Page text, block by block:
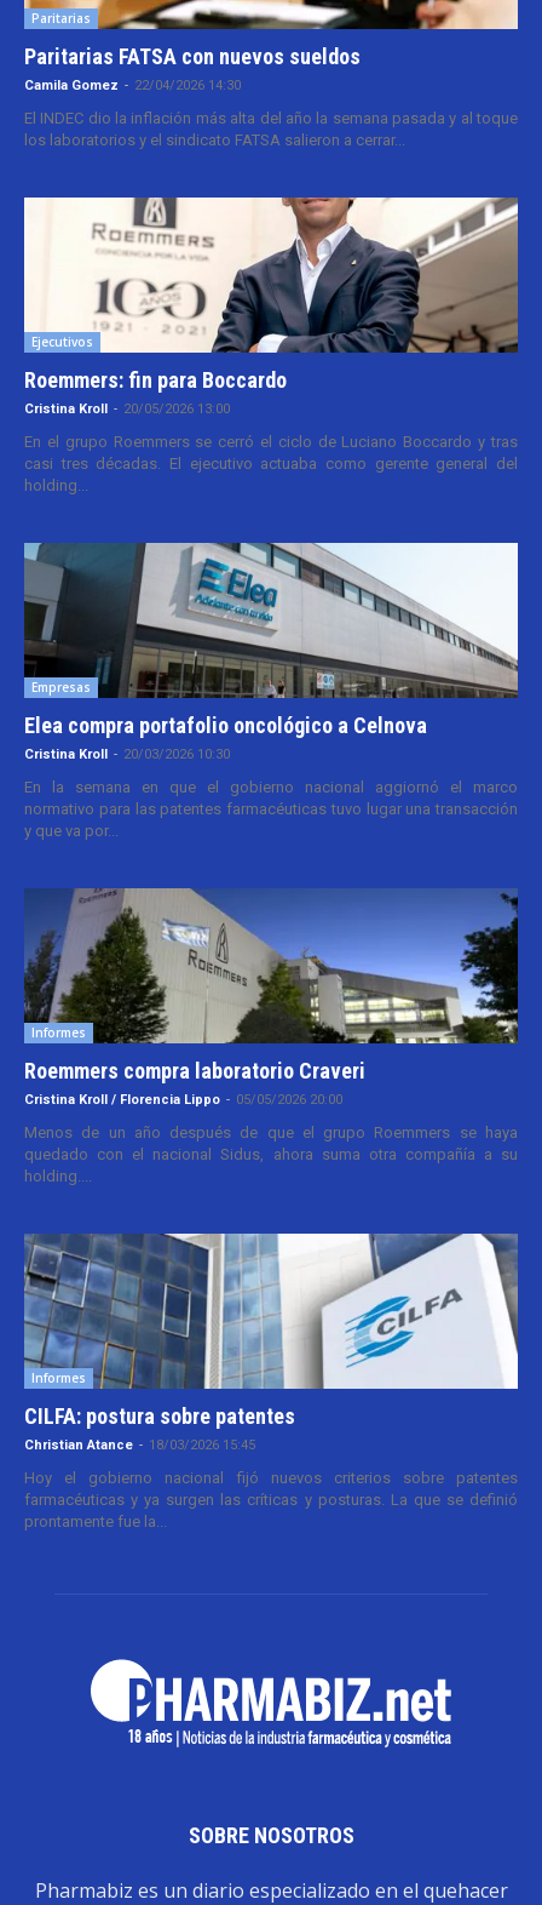
Paritarias
Paritarias FATSA con nuevos sueldos
Camila Gomez - 22/04/2026 14:30
El INDEC dio la inflación más alta del año la semana pasada y al toque
los laboratorios y el sindicato FATSA salieron a cerrar...
Ejecutivos
Roemmers: fin para Boccardo
Cristina Kroll - 20/05/2026 13:00
En el grupo Roemmers se cerró el ciclo de Luciano Boccardo y tras
casi tres décadas. El ejecutivo actuaba como gerente general del
holding...
Empresas
Elea compra portafolio oncológico a Celnova
Cristina Kroll - 20/03/2026 10:30
En la semana en que el gobierno nacional aggiornó el marco
normativo para las patentes farmacéuticas tuvo lugar una transacción
y que va por...
Informes
Roemmers compra laboratorio Craveri
Cristina Kroll / Florencia Lippo - 05/05/2026 20:00
Menos de un año después de que el grupo Roemmers se haya
quedado con el nacional Sidus, ahora suma otra compañía a su
holding....
Informes
CILFA: postura sobre patentes
Christian Atance - 18/03/2026 15:45
Hoy el gobierno nacional fijó nuevos criterios sobre patentes
farmacéuticas y ya surgen las críticas y posturas. La que se definió
prontamente fue la...
SOBRE NOSOTROS
Pharmabiz es un diario especializado en el quehacer